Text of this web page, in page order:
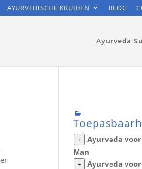
AYURVEDISCHE KRUIDEN BLOG
Ayurveda
+
Ayurveda
Man
+
Ayurveda